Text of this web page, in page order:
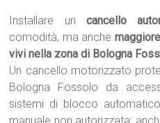
Installare un cancello
comodità, ma anche
vivi nella zona di Bologna
Un cancello motorizzato
Bologna Fossolo da
sistemi di blocco